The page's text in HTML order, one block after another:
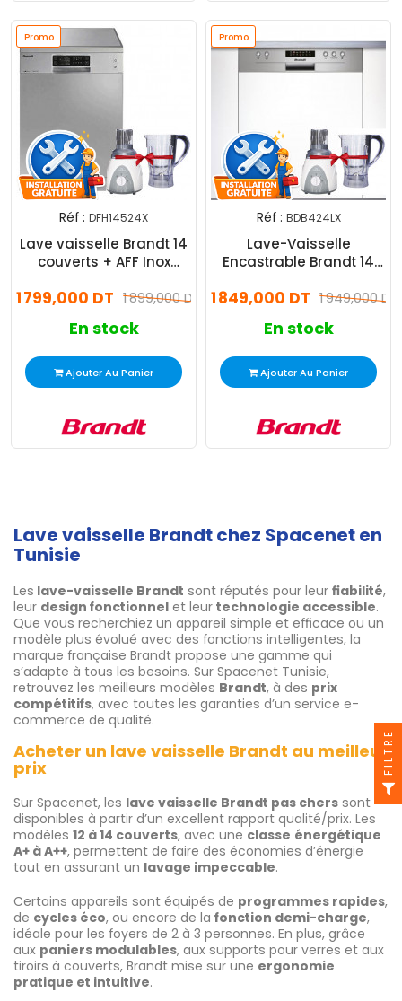
Promo
Réf : DFH14524X
Lave vaisselle Brandt 14
couverts + AFF Inox
1 899,000 DT
1 799,000 DT
En stock
Ajouter Au Panier
Promo
Réf : BDB424LX
Lave-Vaisselle
Encastrable Brandt 14
(BDB424LX)1 949,000 DT
1 849,000 DT
En stock
Ajouter Au Panier
Lave vaisselle Brandt chez Spacenet en
Tunisie
Les lave-vaisselle Brandt sont réputés pour leur fiabilité,
leur design fonctionnel et leur technologie accessible.
Que vous recherchiez un appareil simple et efficace ou un
modèle plus évolué avec des fonctions intelligentes, la
marque française Brandt propose une gamme qui
s’adapte à tous les besoins. Sur Spacenet Tunisie,
retrouvez les meilleurs modèles Brandt, à des prix
compétitifs, avec toutes les garanties d’un service e-
commerce de qualité.
Acheter un lave vaisselle Brandt au meilleur
prix
Sur Spacenet, les lave vaisselle Brandt pas chers sont
disponibles à partir d’un excellent rapport qualité/prix. Les
modèles 12 à 14 couverts, avec une classe énergétique
A+ à A++, permettent de faire des économies d’énergie
tout en assurant un lavage impeccable.
Certains appareils sont équipés de programmes rapides,
de cycles éco, ou encore de la fonction demi-charge,
idéale pour les foyers de 2 à 3 personnes. En plus, grâce
aux paniers modulables, aux supports pour verres et aux
tiroirs à couverts, Brandt mise sur une ergonomie
pratique et intuitive.
FILTRE